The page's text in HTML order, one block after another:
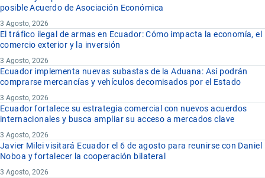
posible Acuerdo de Asociación Económica
3 Agosto, 2026
El tráfico ilegal de armas en Ecuador: Cómo impacta la economía, el
comercio exterior y la inversión
3 Agosto, 2026
Ecuador implementa nuevas subastas de la Aduana: Así podrán
comprarse mercancías y vehículos decomisados por el Estado
3 Agosto, 2026
Ecuador fortalece su estrategia comercial con nuevos acuerdos
internacionales y busca ampliar su acceso a mercados clave
3 Agosto, 2026
Javier Milei visitará Ecuador el 6 de agosto para reunirse con Daniel
Noboa y fortalecer la cooperación bilateral
3 Agosto, 2026